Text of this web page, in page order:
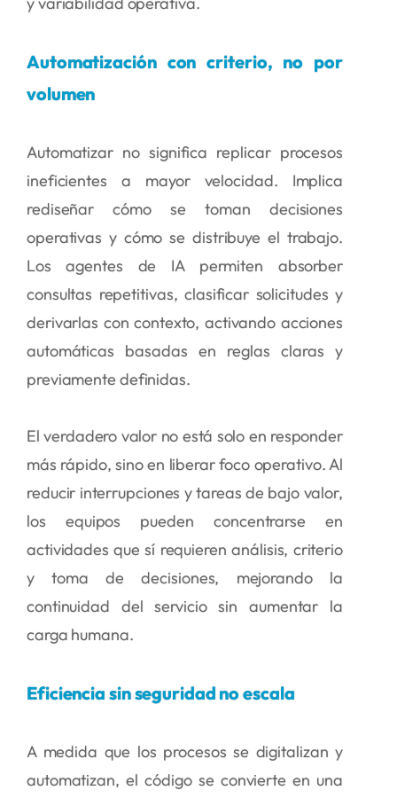
Automatización con criterio, no por
volumen
Automatizar no significa replicar procesos
ineficientes a mayor velocidad. Implica
rediseñar cómo se toman decisiones
operativas y cómo se distribuye el trabajo.
Los agentes de IA permiten absorber
consultas repetitivas, clasificar solicitudes y
derivarlas con contexto, activando acciones
automáticas basadas en reglas claras y
previamente definidas.
El verdadero valor no está solo en responder
más rápido, sino en liberar foco operativo. Al
reducir interrupciones y tareas de bajo valor,
los equipos pueden concentrarse en
actividades que sí requieren análisis, criterio
y toma de decisiones, mejorando la
continuidad del servicio sin aumentar la
carga humana.
Eficiencia sin seguridad no escala
A medida que los procesos se digitalizan y
automatizan, el código se convierte en una